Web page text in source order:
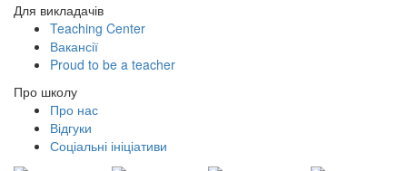
Для викладачів
Teaching Center
Вакансії
Proud to be a teacher
Про школу
Про нас
Відгуки
Соціальні ініціативи